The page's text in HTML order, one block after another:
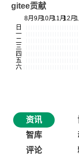
gitee贡献
资讯
智库
评论